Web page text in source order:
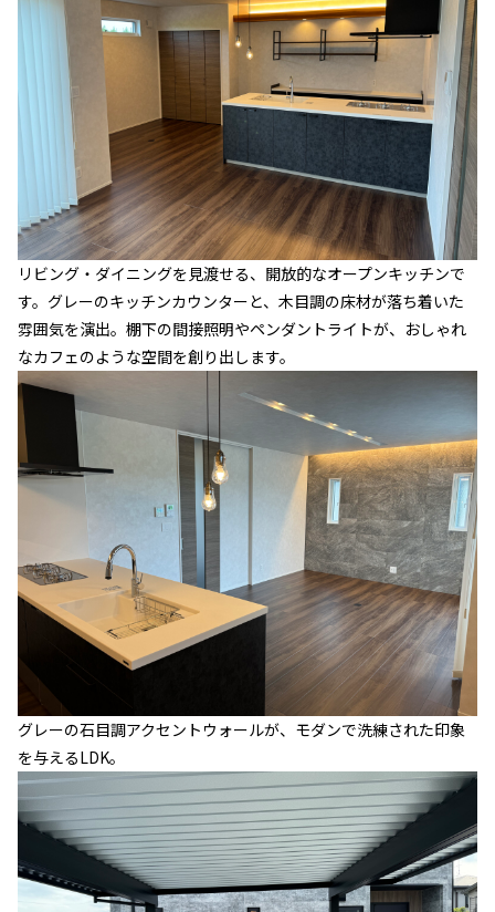
リビング・ダイニングを見渡せる、開放的なオープンキッチンで
す。グレーのキッチンカウンターと、木目調の床材が落ち着いた
雰囲気を演出。棚下の間接照明やペンダントライトが、おしゃれ
なカフェのような空間を創り出します。
グレーの石目調アクセントウォールが、モダンで洗練された印象
を与えるLDK。